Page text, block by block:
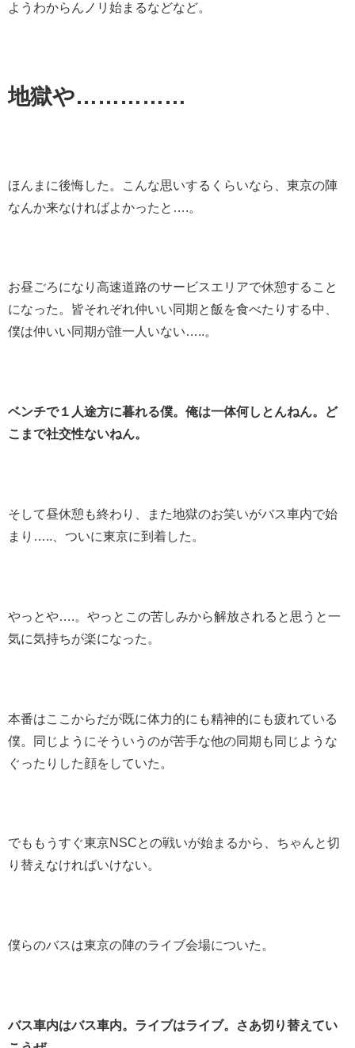
ようわからんノリ始まるなどなど。
地獄や……………
ほんまに後悔した。こんな思いするくらいなら、東京の陣
なんか来なければよかったと….。
お昼ごろになり高速道路のサービスエリアで休憩すること
になった。皆それぞれ仲いい同期と飯を食べたりする中、
僕は仲いい同期が誰一人いない…..。
ベンチで１人途方に暮れる僕。俺は一体何しとんねん。ど
こまで社交性ないねん。
そして昼休憩も終わり、また地獄のお笑いがバス車内で始
まり…..、ついに東京に到着した。
やっとや….。やっとこの苦しみから解放されると思うと一
気に気持ちが楽になった。
本番はここからだが既に体力的にも精神的にも疲れている
僕。同じようにそういうのが苦手な他の同期も同じような
ぐったりした顔をしていた。
でももうすぐ東京NSCとの戦いが始まるから、ちゃんと切
り替えなければいけない。
僕らのバスは東京の陣のライブ会場についた。
バス車内はバス車内。ライブはライブ。さあ切り替えてい